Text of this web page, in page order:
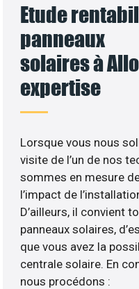
Etude
panneaux
solaires à
expertise
Lorsque vous nous
visite de l’un de nos
sommes en mesure
l’impact de
D’ailleurs, il convient
panneaux solaires,
que vous avez la
centrale solaire. En
nous procédons :